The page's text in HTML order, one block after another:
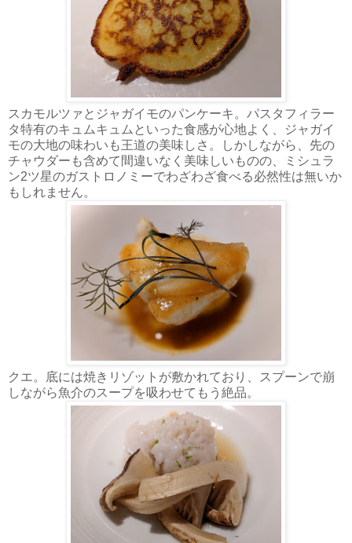
スカモルツァとジャガイモのパンケーキ。パスタフィラー
タ特有のキュムキュムといった食感が心地よく、ジャガイ
モの大地の味わいも王道の美味しさ。しかしながら、先の
チャウダーも含めて間違いなく美味しいものの、ミシュラ
ン2ツ星のガストロノミーでわざわざ食べる必然性は無いか
もしれません。
クエ。底には焼きリゾットが敷かれており、スプーンで崩
しながら魚介のスープを吸わせてもう絶品。